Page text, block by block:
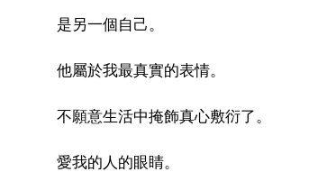
是另一個自己。
他屬於我最真實的表情。
不願意生活中掩飾真心敷衍了。
愛我的人的眼睛。